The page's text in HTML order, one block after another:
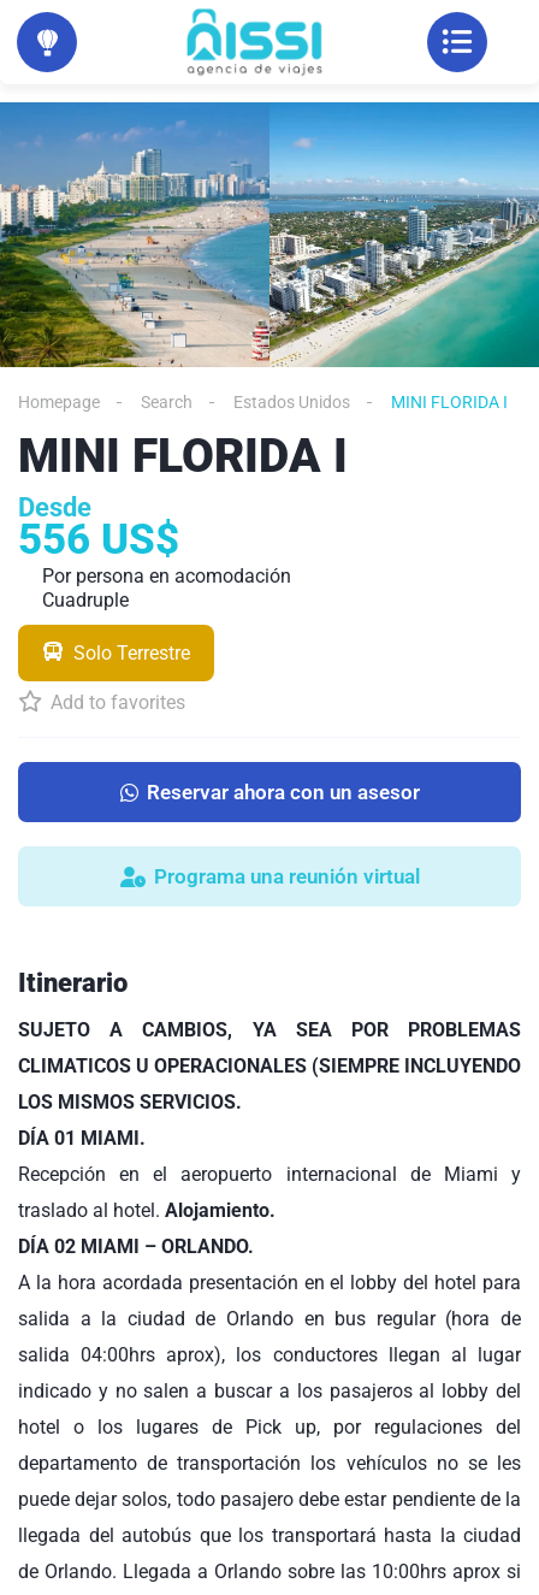
Homepage Search Estados Unidos MINI FLORIDA I
MINI FLORIDA I
Desde
556 US$
Por persona en acomodación
Cuadruple
Solo Terrestre
Add to favorites
Reservar ahora con un asesor
Programa una reunión virtual
Itinerario
SUJETO A CAMBIOS, YA SEA POR PROBLEMAS
CLIMATICOS U OPERACIONALES (SIEMPRE INCLUYENDO
LOS MISMOS SERVICIOS.
DÍA 01 MIAMI.
Recepción en el aeropuerto internacional de Miami y
traslado al hotel. Alojamiento.
DÍA 02 MIAMI – ORLANDO.
A la hora acordada presentación en el lobby del hotel para
salida a la ciudad de Orlando en bus regular (hora de
salida 04:00hrs aprox), los conductores llegan al lugar
indicado y no salen a buscar a los pasajeros al lobby del
hotel o los lugares de Pick up, por regulaciones del
departamento de transportación los vehículos no se les
puede dejar solos, todo pasajero debe estar pendiente de la
llegada del autobús que los transportará hasta la ciudad
de Orlando. Llegada a Orlando sobre las 10:00hrs aprox si